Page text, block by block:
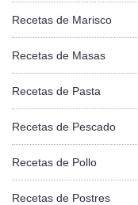
Recetas de Marisco
Recetas de Masas
Recetas de Pasta
Recetas de Pescado
Recetas de Pollo
Recetas de Postres